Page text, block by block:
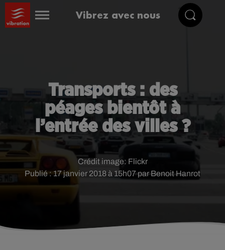
Vibrez avec nous
Transports : des
péages bientôt à
l’entrée des villes ?
Publié : 17 janvier 2018 à 15h07 par Benoit Hanrot
Crédit image: Flickr